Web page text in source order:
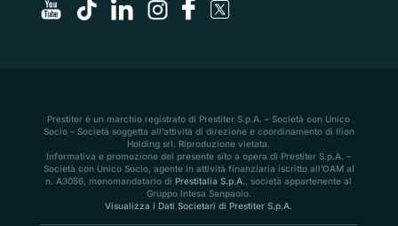
Prestiter è un marchio registrato di Prestiter S.p.A. – Società con Unico
Socio – Società soggetta all’attività di direzione e coordinamento di Ilion
Holding srl. Riproduzione vietata.
Informativa e promozione del presente sito a opera di Prestiter S.p.A. –
Società con Unico Socio, agente in attività finanziaria iscritto all’OAM al
n. A3056, monomandatario diPrestitalia S.p.A., società appartenente al
Gruppo Intesa Sanpaolo.
Visualizza i Dati Societari di Prestiter S.p.A.